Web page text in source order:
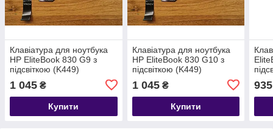
Клавіатура для ноутбука
HP EliteBook 830 G9 з
підсвіткою (K449)
1 045 ₴
Купити
Клавіатура для ноутбука
HP EliteBook 830 G10 з
підсвіткою (K449)
1 045₴
Купити
935